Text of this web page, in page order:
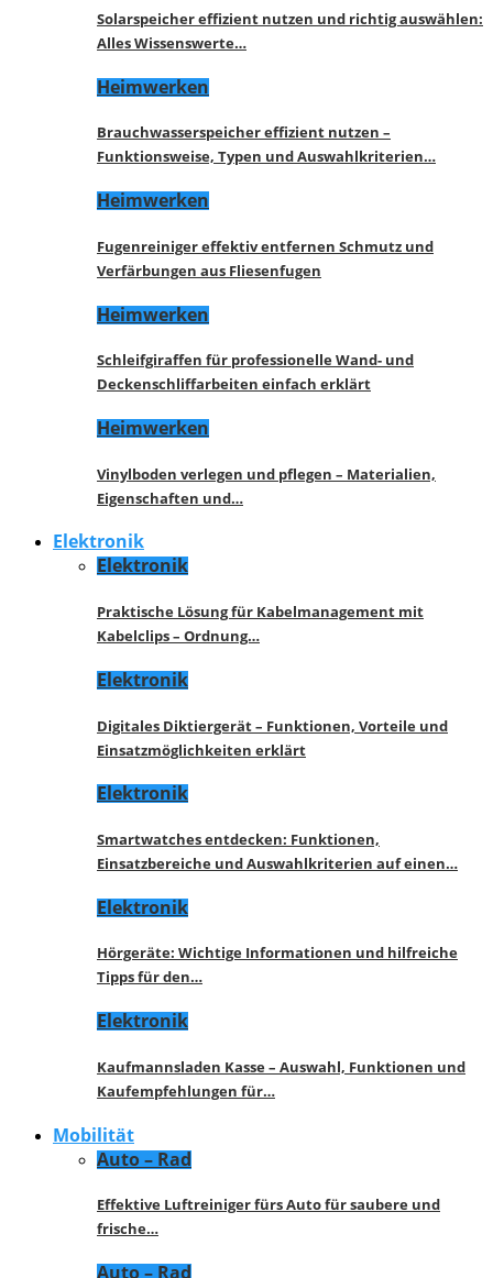
Solarspeicher effizient nutzen und richtig auswählen:
Alles Wissenswerte…
Heimwerken
Brauchwasserspeicher effizient nutzen –
Funktionsweise, Typen und Auswahlkriterien…
Heimwerken
Fugenreiniger effektiv entfernen Schmutz und
Verfärbungen aus Fliesenfugen
Heimwerken
Schleifgiraffen für professionelle Wand- und
Deckenschliffarbeiten einfach erklärt
Heimwerken
Vinylboden verlegen und pflegen – Materialien,
Eigenschaften und…
Elektronik
Elektronik
Praktische Lösung für Kabelmanagement mit
Kabelclips – Ordnung…
Elektronik
Digitales Diktiergerät – Funktionen, Vorteile und
Einsatzmöglichkeiten erklärt
Elektronik
Smartwatches entdecken: Funktionen,
Einsatzbereiche und Auswahlkriterien auf einen…
Elektronik
Hörgeräte: Wichtige Informationen und hilfreiche
Tipps für den…
Elektronik
Kaufmannsladen Kasse – Auswahl, Funktionen und
Kaufempfehlungen für…
Mobilität
Auto – Rad
Effektive Luftreiniger fürs Auto für saubere und
frische…
Auto – Rad